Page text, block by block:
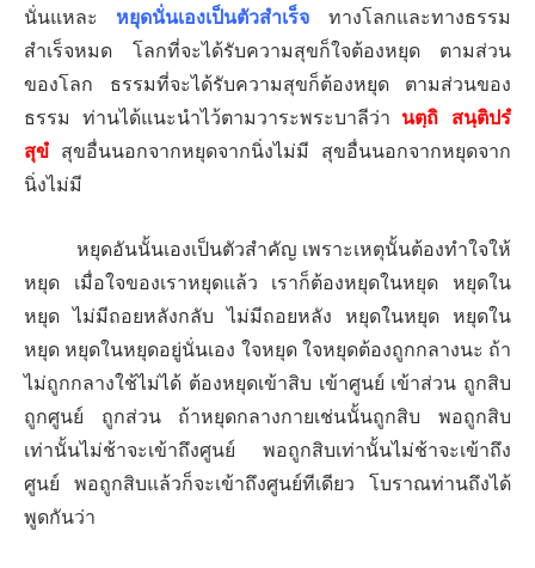
นั่นแหละ หยุดนั่นเองเป็นตัวสำเร็จ ทางโลกและทางธรรม
สำเร็จหมด โลกที่จะได้รับความสุขก็ใจต้องหยุด ตามส่วน
ของโลก ธรรมที่จะได้รับความสุขก็ต้องหยุด ตามส่วนของ
ธรรม ท่านได้แนะนำไว้ตามวาระพระบาลีว่า นตฺถิ สนฺติปรํ
สุขํ สุขอื่นนอกจากหยุดจากนิ่งไม่มี สุขอื่นนอกจากหยุดจาก
นิ่งไม่มี
หยุดอันนั้นเองเป็นตัวสำคัญ เพราะเหตุนั้นต้องทำใจให้
หยุด เมื่อใจของเราหยุดแล้ว เราก็ต้องหยุดในหยุด หยุดใน
หยุด ไม่มีถอยหลังกลับ ไม่มีถอยหลัง หยุดในหยุด หยุดใน
หยุด หยุดในหยุดอยู่นั่นเอง ใจหยุด ใจหยุดต้องถูกกลางนะ ถ้า
ไม่ถูกกลางใช้ไม่ได้ ต้องหยุดเข้าสิบ เข้าศูนย์ เข้าส่วน ถูกสิบ
ถูกศูนย์ ถูกส่วน ถ้าหยุดกลางกายเช่นนั้นถูกสิบ พอถูกสิบ
เท่านั้นไม่ช้าจะเข้าถึงศูนย์ พอถูกสิบเท่านั้นไม่ช้าจะเข้าถึง
ศูนย์ พอถูกสิบแล้วก็จะเข้าถึงศูนย์ทีเดียว โบราณท่านถึงได้
พูดกันว่า